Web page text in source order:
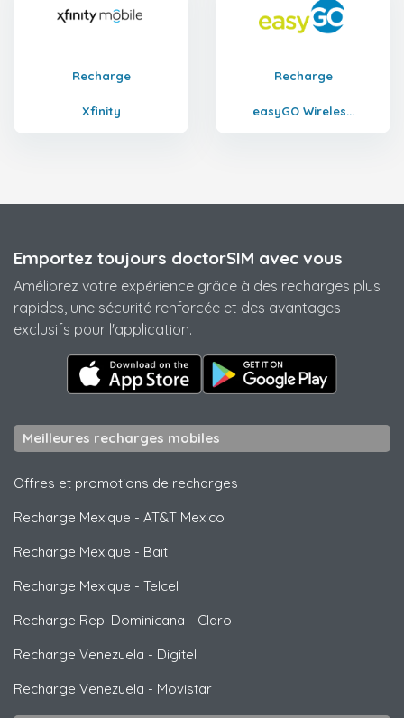
Recharge
Xfinity
Recharge
easyGO Wireles...
Emportez toujours doctorSIM avec vous
Améliorez votre expérience grâce à des recharges plus
rapides, une sécurité renforcée et des avantages
exclusifs pour l'application.
Meilleures recharges mobiles
Offres et promotions de recharges
Recharge Mexique - AT&T Mexico
Recharge Mexique - Bait
Recharge Mexique - Telcel
Recharge Rep. Dominicana - Claro
Recharge Venezuela - Digitel
Recharge Venezuela - Movistar